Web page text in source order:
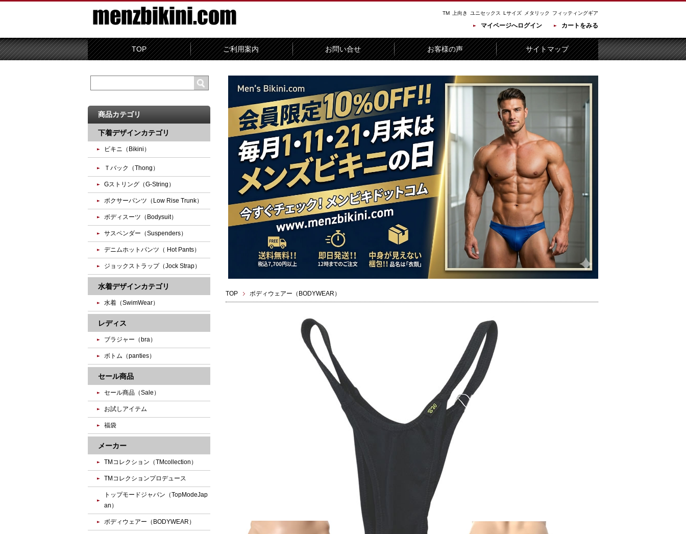
TM 上向き ユニセックス Lサイズ メタリック フィッティングギア
マイページへログイン カートをみる
TOP ご利用案内 お問い合せ お客様の声 サイトマップ
TOP ボディウェアー（BODYWEAR）
商品カテゴリ
下着デザインカテゴリ
ビキニ（Bikini）
Ｔバック（Thong）
Gストリング（G-String）
ボクサーパンツ（Low Rise Trunk）
ボディスーツ（Bodysuit）
サスペンダー（Suspenders）
デニムホットパンツ（ Hot Pants）
ジョックストラップ（Jock Strap）
水着デザインカテゴリ
水着（SwimWear）
レディス
ブラジャー（bra）
ボトム（panties）
セール商品
セール商品（Sale）
お試しアイテム
福袋
メーカー
TMコレクション（TMcollection）
TMコレクションプロデュース
トップモードジャパン（TopModeJap
an）
ボディウェアー（BODYWEAR）